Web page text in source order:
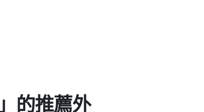
的推薦外